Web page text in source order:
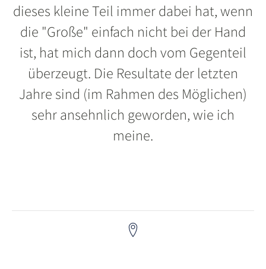
dieses kleine Teil immer dabei hat, wenn
die "Große" einfach nicht bei der Hand
ist, hat mich dann doch vom Gegenteil
überzeugt. Die Resultate der letzten
Jahre sind (im Rahmen des Möglichen)
sehr ansehnlich geworden, wie ich
meine.